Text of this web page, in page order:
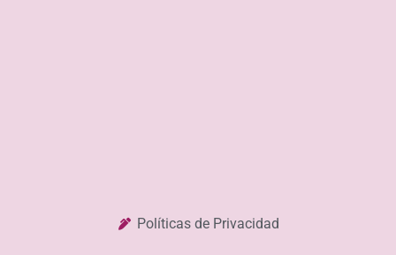
Políticas de Privacidad